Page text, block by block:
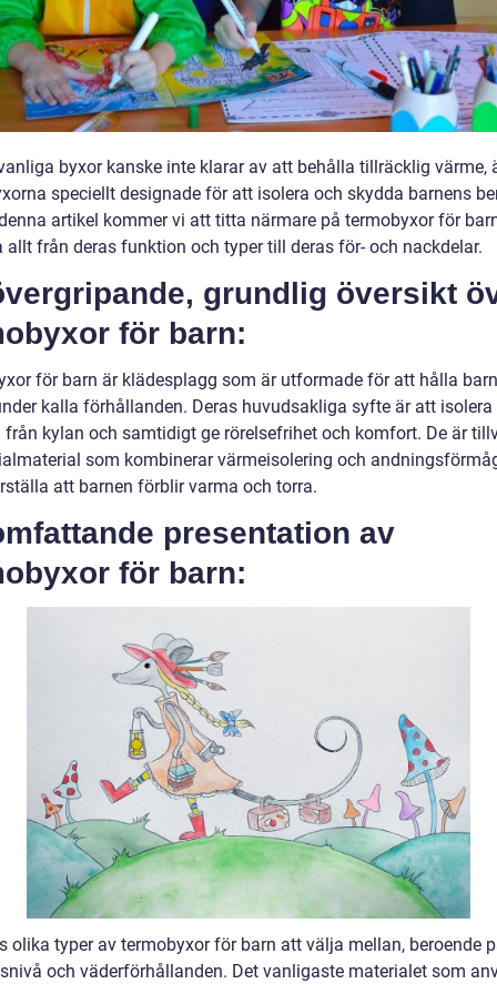
byxor kanske inte klarar av att behålla tillräcklig värme,
speciellt designade för att isolera och skydda barnens
artikel kommer vi att titta närmare på termobyxor för
allt från deras funktion och typer till deras för- och nackdelar.
grundlig översikt
för barn:
för barn är klädesplagg som är utformade för att hålla
kalla förhållanden. Deras huvudsakliga syfte är att isolera
från kylan och samtidigt ge rörelsefrihet och komfort. De är
som kombinerar värmeisolering och
att barnen förblir varma och torra.
presentation av
för barn:
olika typer av termobyxor för barn att välja mellan, beroende
och väderförhållanden. Det vanligaste materialet som